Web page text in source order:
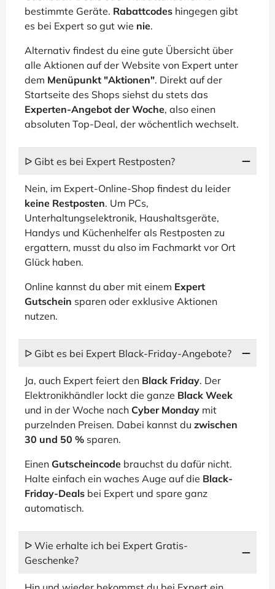
bestimmte Geräte. Rabattcodes hingegen gibt
es bei Expert so gut wie nie.
Alternativ findest du eine gute Übersicht über
alle Aktionen auf der Website von Expert unter
dem Menüpunkt "Aktionen". Direkt auf der
Startseite des Shops siehst du stets das
Experten-Angebot der Woche, also einen
absoluten Top-Deal, der wöchentlich wechselt.
ᐅ Gibt es bei Expert Restposten?
Nein, im Expert-Online-Shop findest du leider
keine Restposten. Um PCs,
Unterhaltungselektronik, Haushaltsgeräte,
Handys und Küchenhelfer als Restposten zu
ergattern, musst du also im Fachmarkt vor Ort
Glück haben.
Online kannst du aber mit einem Expert
Gutschein sparen oder exklusive Aktionen
nutzen.
ᐅ Gibt es bei Expert Black-Friday-Angebote?
Ja, auch Expert feiert den Black Friday. Der
Elektronikhändler lockt die ganze Black Week
und in der Woche nach Cyber Monday mit
purzelnden Preisen. Dabei kannst du zwischen
30 und 50 % sparen.
Einen Gutscheincode brauchst du dafür nicht.
Halte einfach ein waches Auge auf die Black-
Friday-Deals bei Expert und spare ganz
automatisch.
ᐅ Wie erhalte ich bei Expert Gratis-
Geschenke?